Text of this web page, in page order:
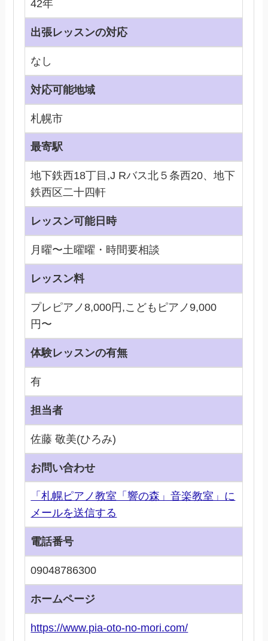
42年
出張レッスンの対応
なし
対応可能地域
札幌市
最寄駅
地下鉄西18丁目,J Rバス北５条西20、地下
鉄西区二十四軒
レッスン可能日時
月曜〜土曜曜・時間要相談
レッスン料
プレピアノ8,000円,こどもピアノ9,000
円〜
体験レッスンの有無
有
担当者
佐藤 敬美(ひろみ)
お問い合わせ
「札幌ピアノ教室「響の森」音楽教室」に
メールを送信する
電話番号
09048786300
ホームページ
https://www.pia-oto-no-mori.com/